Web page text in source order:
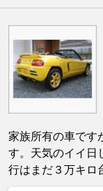
家族所有の車です
す。天気のイイ日
行はまだ３万キロ